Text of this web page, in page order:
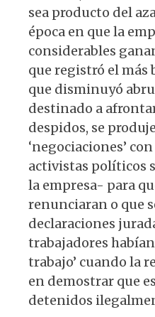
sea producto del
época en que la
considerables
que registró el más
que disminuyó
destinado a
despidos, se
‘negociaciones’
activistas políticos
la empresa- para
renunciaran o que
declaraciones
trabajadores
trabajo’ cuando la
en demostrar que
detenidos